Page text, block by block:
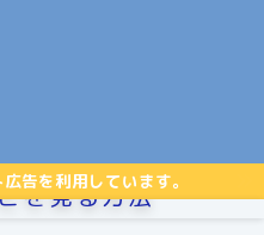
告を利用しています。
を見る方法